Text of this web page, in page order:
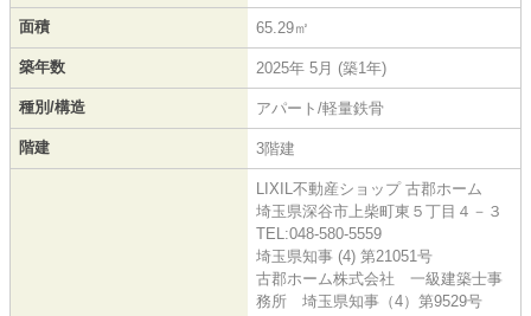
面積 65.29㎡
築年数 2025年 5月 (築1年)
種別/構造 アパート/軽量鉄骨
階建 3階建
LIXIL不動産ショップ 古郡ホーム
埼玉県深谷市上柴町東５丁目４－３
TEL:048-580-5559
埼玉県知事 (4) 第21051号
古郡ホーム株式会社 一級建築士事
務所 埼玉県知事（4）第9529号